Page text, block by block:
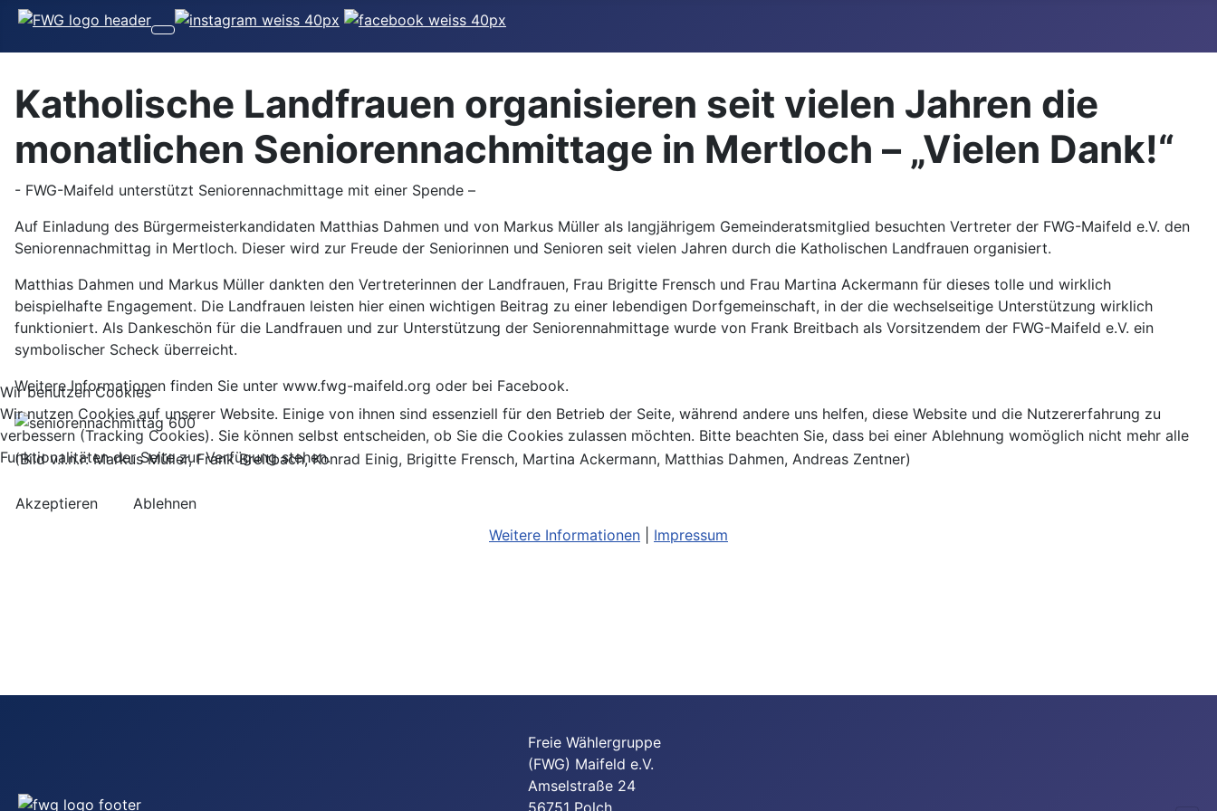
Katholische Landfrauen organisieren seit vielen Jahren die
monatlichen Seniorennachmittage in Mertloch – „Vielen Dank!“
- FWG-Maifeld unterstützt Seniorennachmittage mit einer Spende –
Auf Einladung des Bürgermeisterkandidaten Matthias Dahmen und von Markus Müller als langjährigem Gemeinderatsmitglied besuchten Vertreter der FWG-Maifeld e.V. den
Seniorennachmittag in Mertloch. Dieser wird zur Freude der Seniorinnen und Senioren seit vielen Jahren durch die Katholischen Landfrauen organisiert.
Matthias Dahmen und Markus Müller dankten den Vertreterinnen der Landfrauen, Frau Brigitte Frensch und Frau Martina Ackermann für dieses tolle und wirklich
beispielhafte Engagement. Die Landfrauen leisten hier einen wichtigen Beitrag zu einer lebendigen Dorfgemeinschaft, in der die wechselseitige Unterstützung wirklich
funktioniert. Als Dankeschön für die Landfrauen und zur Unterstützung der Seniorennahmittage wurde von Frank Breitbach als Vorsitzendem der FWG-Maifeld e.V. ein
symbolischer Scheck überreicht.
Weitere Informationen finden Sie unter www.fwg-maifeld.org oder bei Facebook.
(Bild v.l.n.r: Markus Müller, Frank Breitbach, Konrad Einig, Brigitte Frensch, Martina Ackermann, Matthias Dahmen, Andreas Zentner)
Freie Wählergruppe
(FWG) Maifeld e.V.
Amselstraße 24
56751 Polch
Wir benutzen Cookies
Wir nutzen Cookies auf unserer Website. Einige von ihnen sind essenziell für den Betrieb der Seite, während andere uns helfen, diese Website und die Nutzererfahrung zu
verbessern (Tracking Cookies). Sie können selbst entscheiden, ob Sie die Cookies zulassen möchten. Bitte beachten Sie, dass bei einer Ablehnung womöglich nicht mehr alle
Funktionalitäten der Seite zur Verfügung stehen.
Akzeptieren
Ablehnen
Weitere Informationen
Impressum